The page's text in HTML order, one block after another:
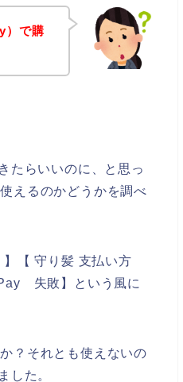
）で購
たらいいのに、と思っ
えるのかどうかを調べ
【 守り髪 支払い方
失敗】という風に
？それとも使えないの
した。